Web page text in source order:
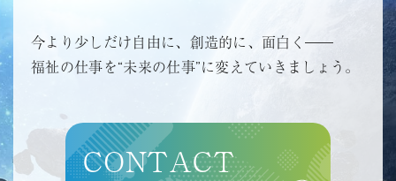
今より少しだけ自由に、創造的に、面白く――
福祉の仕事を“未来の仕事”に変えていきましょう。
CONTACT